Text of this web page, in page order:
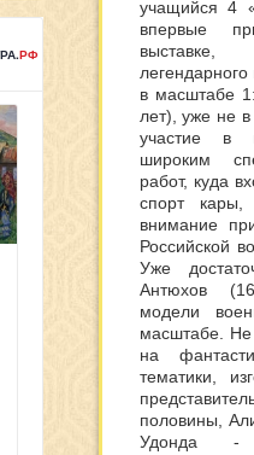
учащийся 4
впервые
в масштабе
лет), уже не
участие в
широким
работ, куда
спорт
внимание
Российской
Уже
Антюхов
модели
масштабе.
на
тематики,
половины,
Удонда -